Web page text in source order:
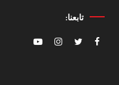
تابعنا: